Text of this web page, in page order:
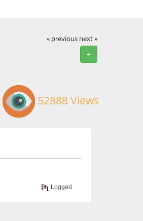
« previous next »
+
52888 Views
Logged